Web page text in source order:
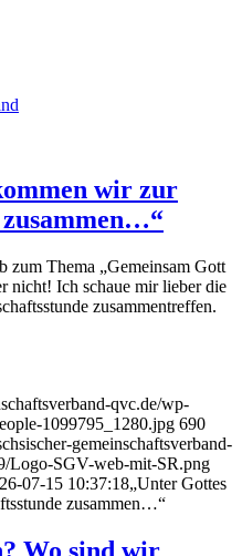
wir zur
zusammen…“
zum Thema „Gemeinsam Gott
nicht! Ich schaue mir lieber die
zusammentreffen.
qvc.de/wp-
1099795_1280.jpg 690
gemeinschaftsverband-
Logo-SGV-web-mit-SR.png
07-15 10:37:18„Unter Gottes
zusammen…“
Wo sind wir